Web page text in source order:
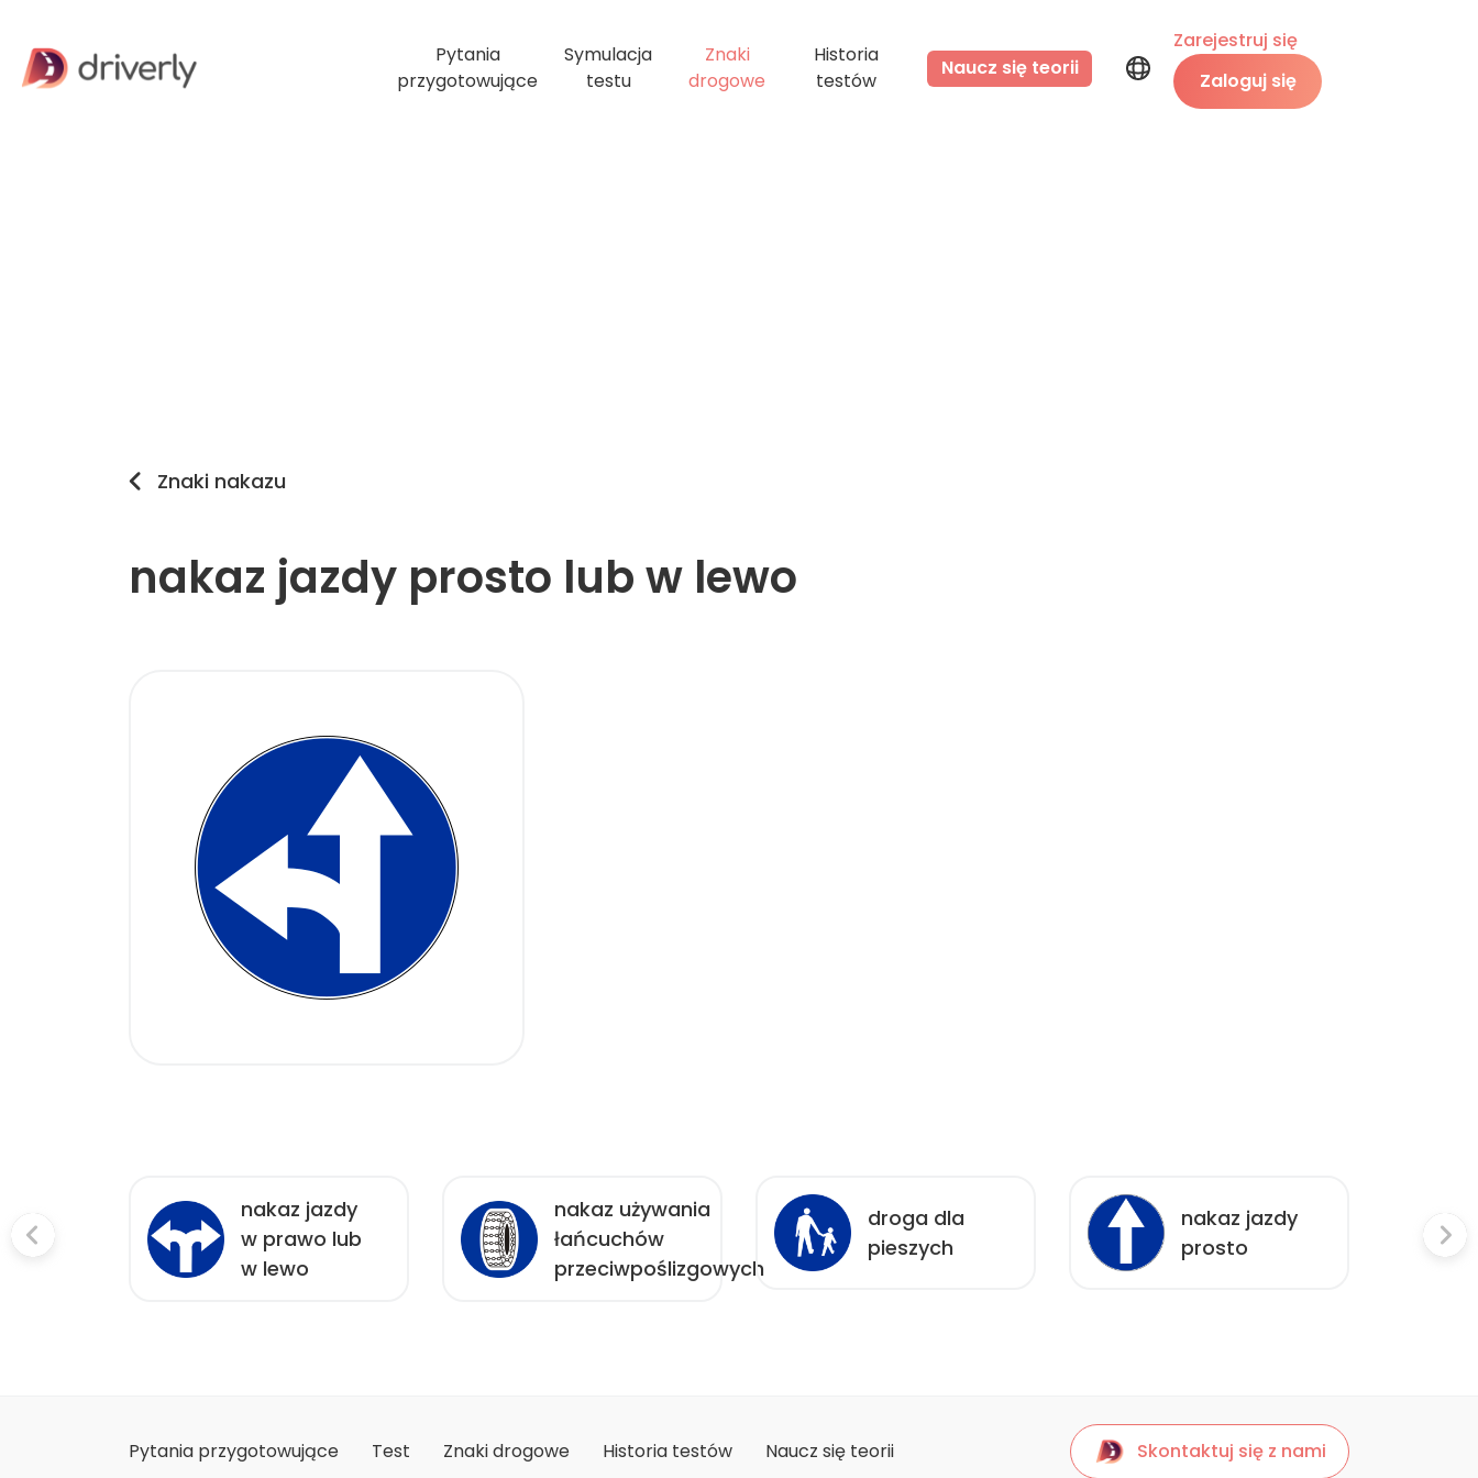
Pytania
przygotowujące
Symulacja
testu
Znaki
drogowe
Historia
testów
Naucz się teorii
Zarejestruj się
Zaloguj się
Znaki nakazu
nakaz jazdy prosto lub w lewo
nakaz jazdy
w prawo lub
w lewo
nakaz używania
łańcuchów
przeciwpoślizgowych
droga dla
pieszych
nakaz jazdy
prosto
Pytania przygotowujące Test Znaki drogowe Historia testów Naucz się teorii Skontaktuj się z nami